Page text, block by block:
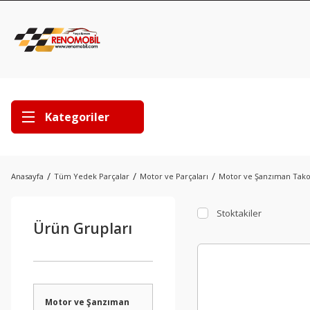
Kategoriler
Anasayfa Tüm Yedek Parçalar Motor ve Parçaları Motor ve Şanzıman
Ürün Grupları
Motor ve Şanzıman
Stoktakiler